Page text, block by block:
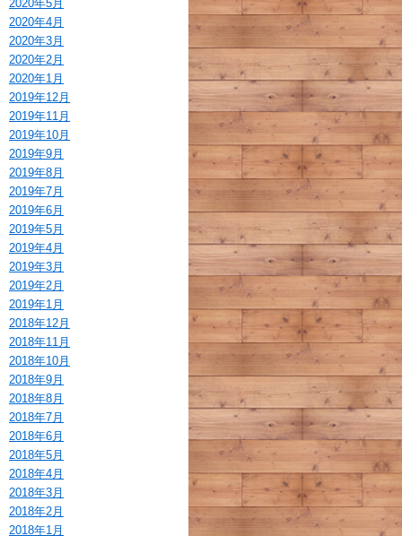
2020年5月
2020年4月
2020年3月
2020年2月
2020年1月
2019年12月
2019年11月
2019年10月
2019年9月
2019年8月
2019年7月
2019年6月
2019年5月
2019年4月
2019年3月
2019年2月
2019年1月
2018年12月
2018年11月
2018年10月
2018年9月
2018年8月
2018年7月
2018年6月
2018年5月
2018年4月
2018年3月
2018年2月
2018年1月